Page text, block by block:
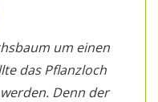
um einen
das Pflanzloch
Denn der